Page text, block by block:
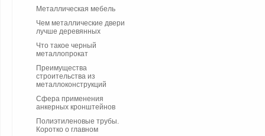
Металлическая мебель
Чем металлические двери
лучше деревянных
Что такое черный
металлопрокат
Преимущества
строительства из
металлоконструкций
Сфера применения
анкерных кронштейнов
Полиэтиленовые трубы.
Коротко о главном